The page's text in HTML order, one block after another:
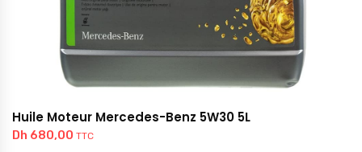
Huile Moteur Mercedes-Benz 5W30 5L
Dh 680,00 TTC